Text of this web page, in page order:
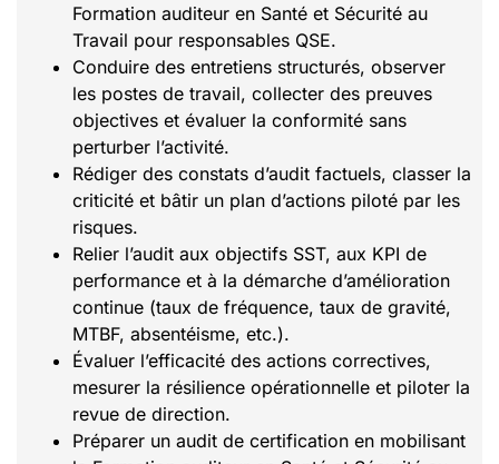
Formation auditeur en Santé et Sécurité au
Travail pour responsables QSE.
Conduire des entretiens structurés, observer
les postes de travail, collecter des preuves
objectives et évaluer la conformité sans
perturber l’activité.
Rédiger des constats d’audit factuels, classer la
criticité et bâtir un plan d’actions piloté par les
risques.
Relier l’audit aux objectifs SST, aux KPI de
performance et à la démarche d’amélioration
continue (taux de fréquence, taux de gravité,
MTBF, absentéisme, etc.).
Évaluer l’efficacité des actions correctives,
mesurer la résilience opérationnelle et piloter la
revue de direction.
Préparer un audit de certification en mobilisant